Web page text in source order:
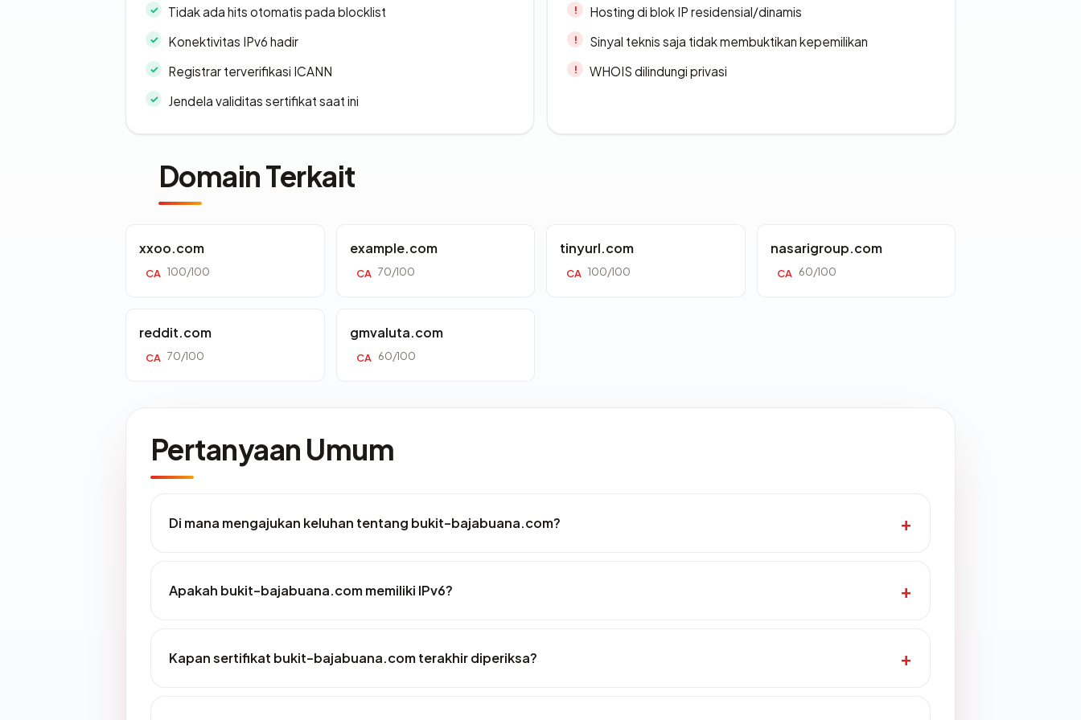
Tidak ada hits otomatis pada blocklist
Konektivitas IPv6 hadir
Registrar terverifikasi ICANN
Jendela validitas sertifikat saat ini
Hosting di blok IP residensial/dinamis
Sinyal teknis saja tidak membuktikan kepemilikan
WHOIS dilindungi privasi
Domain Terkait
xxoo.com
CA 100/100
example.com
CA 70/100
tinyurl.com
CA 100/100
nasarigroup.com
CA 60/100
reddit.com
CA 70/100
gmvaluta.com
CA 60/100
Pertanyaan Umum
Di mana mengajukan keluhan tentang bukit-bajabuana.com?
Apakah bukit-bajabuana.com memiliki IPv6?
Kapan sertifikat bukit-bajabuana.com terakhir diperiksa?